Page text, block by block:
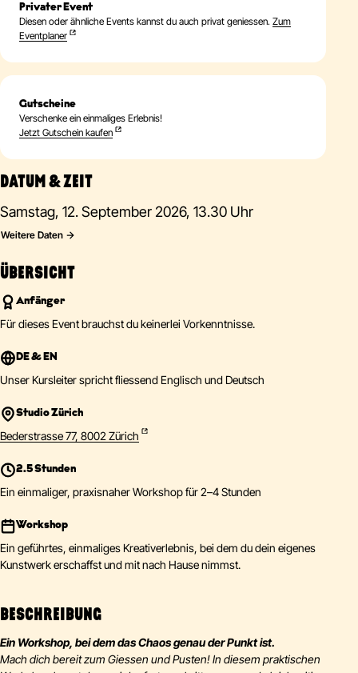
DATUM & ZEIT
Samstag, 12. September 2026, 13.30 Uhr
Weitere Daten
ÜBERSICHT
Anfänger
Für dieses Event brauchst du keinerlei Vorkenntnisse.
DE & EN
Unser Kursleiter spricht fliessend Englisch und Deutsch
Studio Zürich
Bederstrasse 77, 8002 Zürich
2.5 Stunden
Ein einmaliger, praxisnaher Workshop für 2–4 Stunden
Workshop
Ein geführtes, einmaliges Kreativerlebnis, bei dem du dein eigenes
Kunstwerk erschaffst und mit nach Hause nimmst.
BESCHREIBUNG
Ein Workshop, bei dem das Chaos genau der Punkt ist.
Mach dich bereit zum Giessen und Pusten! In diesem praktischen
Privater Event
Diesen oder ähnliche Events kannst du auch privat geniessen. Zum
Eventplaner
Gutscheine
Verschenke ein einmaliges Erlebnis!
Jetzt Gutschein kaufen